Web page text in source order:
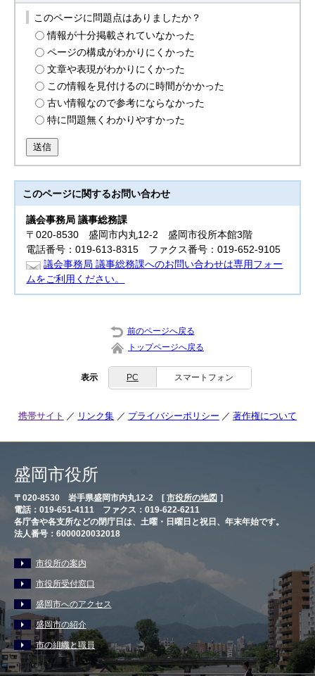
このページに問題点はありましたか？
情報が十分掲載されていなかった
ページの構成がわかりにくかった
文章や表現がわかりにくかった
この情報を見付けるのに時間がかかった
古い情報なので参考にならなかった
特に問題無くわかりやすかった
送信
このページに関するお問い合わせ
議会事務局 議事総務課
〒020-8530 盛岡市内丸12-2 盛岡市役所本館3階
電話番号：019-613-8315 ファクス番号：019-652-9105
議会事務局 議事総務課へのお問い合わせは専用フォー
ムをご利用ください。
前のページへ戻る
トップページへ戻る
表示 PC スマートフォン
携帯サイト リンク集 プライバシーポリシー 著作権について
盛岡市役所
〒020-8530 岩手県盛岡市内丸12-2 [ 市役所の地図 ］
電話：019-651-4111 ファクス：019-622-6211
各庁舎や各支所などの閉庁日は、土曜・日曜日と祝日、年末年始です。
法人番号：6000020032018
市役所の案内
市役所受付窓口
盛岡市へのアクセス
盛岡市の紹介
市の組織と職員